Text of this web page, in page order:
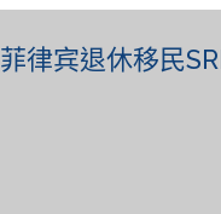
菲律宾退休移民